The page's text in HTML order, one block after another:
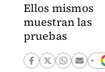
Ellos mismos
muestran las
pruebas